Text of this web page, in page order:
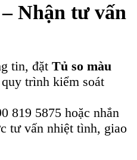
Nhận tư vấn
tin, đặt Tủ so màu
trình kiểm soát
819 5875 hoặc nhắn
tư vấn nhiệt tình, giao